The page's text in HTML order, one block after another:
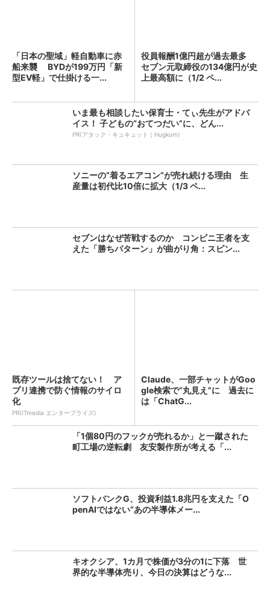
「日本の聖域」軽自動車に赤
船来襲 BYDが199万円「新
型EV軽」で仕掛ける一...
役員報酬1億円超が過去最多
セブン元取締役の134億円が史
上最高額に（1/2 ペ...
いま最も相談したい保育士・てぃ先生がアドバ
イス！ 子どもの“おてつだい”に、どん...
PR(アタック・キュキュット｜Hugkum)
ソニーの“着るエアコン”が売れ続ける理由 生
産量は初代比10倍に拡大（1/3 ペ...
セブンはなぜ苦戦するのか コンビニ王者を支
えた「勝ちパターン」が曲がり角：スピン...
既存ツールは捨てない！ ア
プリ連携で防ぐ情報のサイロ
化
PR(ITmedia エンタープライズ)
Claude、一部チャットがGoo
gle検索で“丸見え”に 過去に
は「ChatG...
「1個80円のフックが売れるか」と一蹴された
町工場の逆転劇 友安製作所が考える「...
ソフトバンクG、投資利益1.8兆円を支えた「O
penAIではない“あの半導体メー...
キオクシア、1カ月で株価が3分の1に下落 世
界的な半導体売り、今日の決算はどうな...